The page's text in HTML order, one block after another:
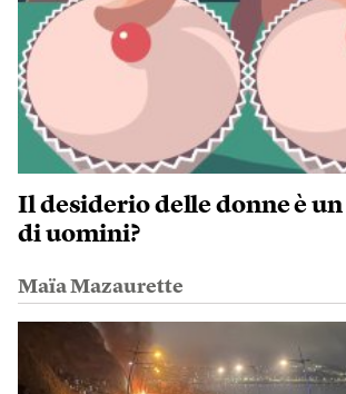
Il desiderio delle donne è
di uomini?
Maïa Mazaurette